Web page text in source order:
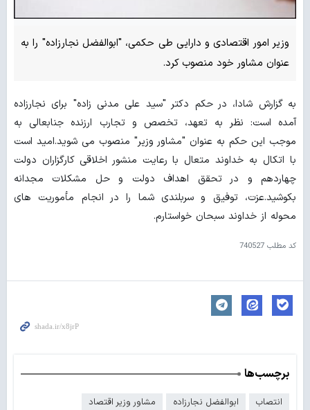
وزیر امور اقتصادی و دارایی طی حکمی، "ابوالفضل نجارزاده" را به
عنوان مشاور خود منصوب کرد.
به گزارش شادا، در حکم دکتر "سید علی مدنی زاده" برای نجارزاده
آمده‌ است: نظر به تعهد، تخصص و تجارب ارزنده جنابعالی به
موجب این حکم به عنوان "مشاور وزیر" منصوب می شوید.امید است
با اتکال به خداوند متعال با رعایت منشور اخلاقی کارگزاران دولت
چهاردهم و در تحقق اهداف دولت و حل مشکلات مجدانه
بکوشید.عزت، توفیق و سربلندی شما را در انجام مأموریت های
محوله از خداوند سبحان خواستارم.
کد مطلب 740527
برچسب‌ها
انتصاب ابوالفضل نجارزاده مشاور وزیر اقتصاد